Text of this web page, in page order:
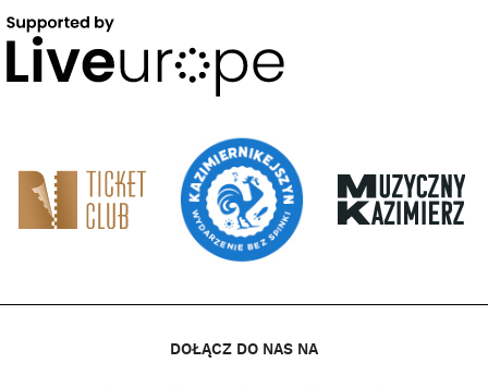
DOŁĄCZ DO NAS NA